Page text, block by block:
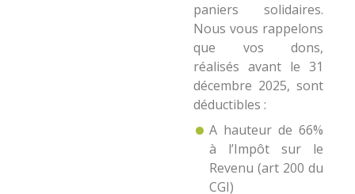
paniers solidaires.
Nous vous rappelons
que vos dons,
réalisés avant le 31
décembre 2025, sont
déductibles :
A hauteur de 66%
à l’Impôt sur le
Revenu (art 200 du
CGI)